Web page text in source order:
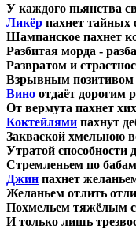
У каждого пьянства
Ликёр пахнет тайных
Шампанское пахнет
Разбитая морда -
Развратом и
Взрывным позитивом
Вино отдаёт дорогим
От вермута пахнет
Коктейлями пахнут
Закваской хмельною
Утратой способности
Стремленьем по
Джин пахнет
Желаньем отлить
Похмельем тяжёлым с
И только лишь